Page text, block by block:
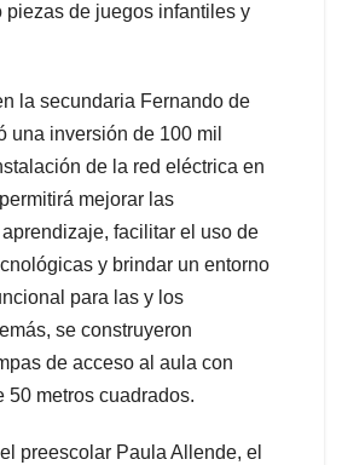
piezas de juegos infantiles y
la secundaria Fernando de
una inversión de 100 mil
de la red eléctrica en
mejorar las
facilitar el uso de
y brindar un entorno
para las y los
se construyeron
de acceso al aula con
50 metros cuadrados.
preescolar Paula Allende, el